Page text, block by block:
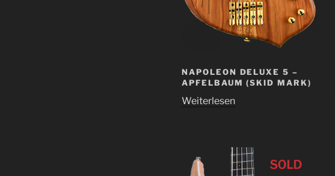
NAPOLEON DELUXE 5 –
APFELBAUM (SKID MARK)
Weiterlesen